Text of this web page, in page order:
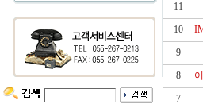
11
10
9
8
7